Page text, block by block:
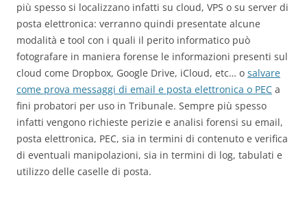
più spesso si localizzano infatti su cloud, VPS o su server di
posta elettronica: verranno quindi presentate alcune
modalità e tool con i quali il perito informatico può
fotografare in maniera forense le informazioni presenti sul
cloud come Dropbox, Google Drive, iCloud, etc… o salvare
come prova messaggi di email e posta elettronica o PEC a
fini probatori per uso in Tribunale. Sempre più spesso
infatti vengono richieste perizie e analisi forensi su email,
posta elettronica, PEC, sia in termini di contenuto e verifica
di eventuali manipolazioni, sia in termini di log, tabulati e
utilizzo delle caselle di posta.